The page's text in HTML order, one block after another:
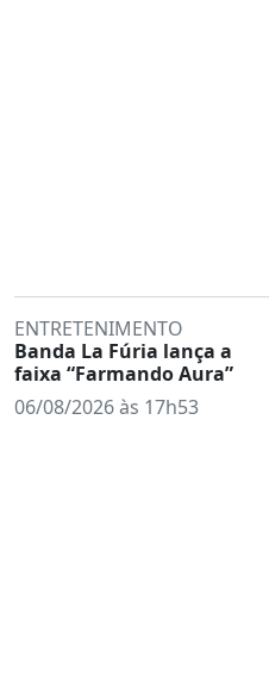
ENTRETENIMENTO
Banda La Fúria lança a
faixa “Farmando Aura”
06/08/2026 às 17h53